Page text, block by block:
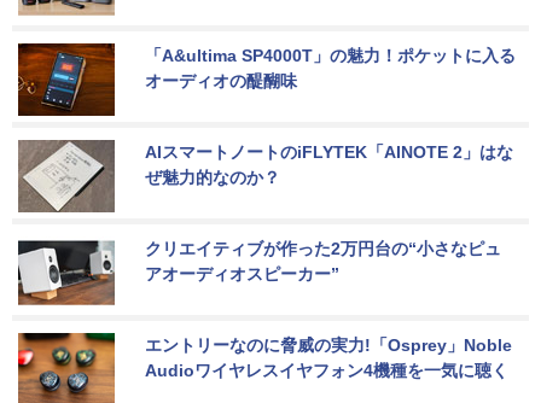
「A&ultima SP4000T」の魅力！ポケットに入る
オーディオの醍醐味
AIスマートノートのiFLYTEK「AINOTE 2」はな
ぜ魅力的なのか？
クリエイティブが作った2万円台の“小さなピュ
アオーディオスピーカー”
エントリーなのに脅威の実力!「Osprey」Noble
Audioワイヤレスイヤフォン4機種を一気に聴く